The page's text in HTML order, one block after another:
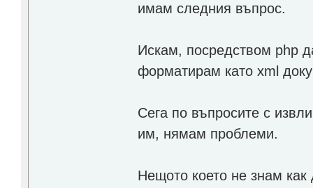
имам следния въпрос.
Искам, посредством php
форматирам като xml
Сега по въпросите с
им, нямам проблеми.
Нещото което не знам